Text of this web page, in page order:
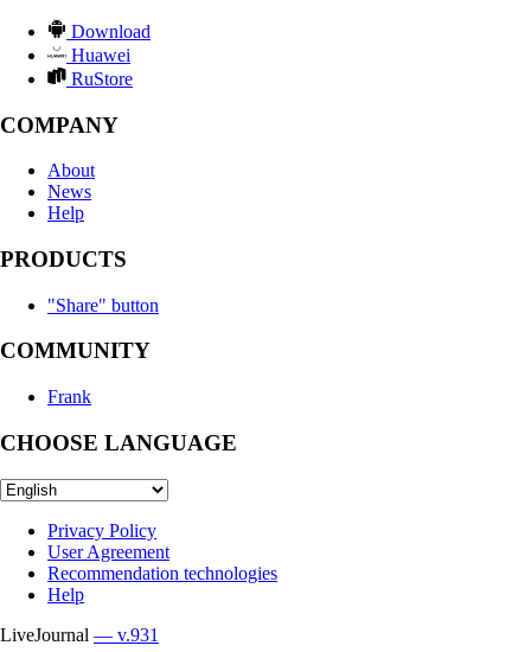
Download
Huawei
RuStore
COMPANY
About
News
Help
PRODUCTS
"Share" button
COMMUNITY
Frank
CHOOSE LANGUAGE
Privacy Policy
User Agreement
Recommendation technologies
Help
LiveJournal — v.931